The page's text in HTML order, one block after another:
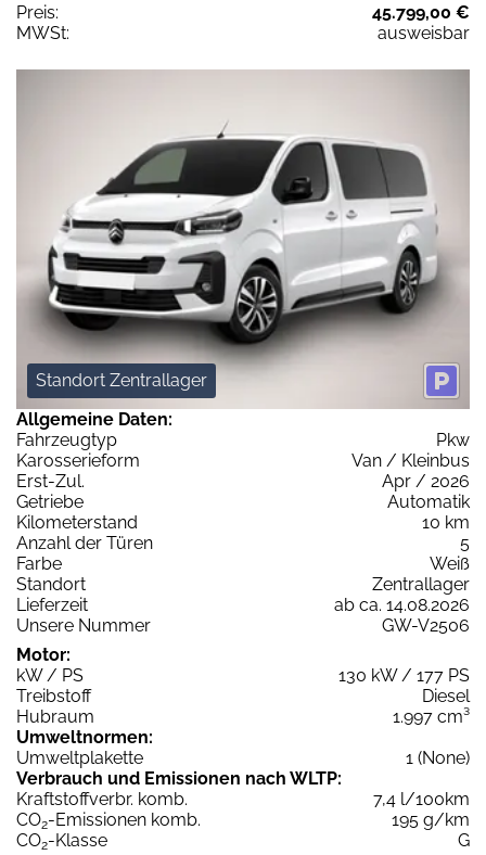
Preis:
45.799,00 €
MWSt:
ausweisbar
Standort Zentrallager
Allgemeine Daten:
Fahrzeugtyp
Pkw
Karosserieform
Van / Kleinbus
Erst-Zul.
Apr / 2026
Getriebe
Automatik
Kilometerstand
10 km
Anzahl der Türen
5
Farbe
Weiß
Standort
Zentrallager
Lieferzeit
ab ca. 14.08.2026
Unsere Nummer
GW-V2506
Motor:
kW / PS
130 kW / 177 PS
Treibstoff
Diesel
Hubraum
1.997 cm³
Umweltnormen:
Umweltplakette
1 (None)
Verbrauch und Emissionen nach WLTP:
Kraftstoffverbr. komb.
7,4 l/100km
CO2-Emissionen komb.
195 g/km
CO2-Klasse
G